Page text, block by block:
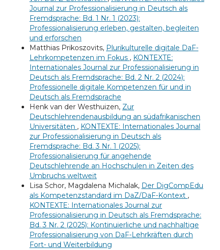
Journal zur Professionalisierung in Deutsch als
Fremdsprache: Bd. 1 Nr. 1 (2023):
Professionalisierung erleben, gestalten, begleiten
und erforschen
Matthias Prikoszovits, Plurikulturelle digitale DaF-
Lehrkompetenzen im Fokus , KONTEXTE:
Internationales Journal zur Professionalisierung in
Deutsch als Fremdsprache: Bd. 2 Nr. 2 (2024):
Professionelle digitale Kompetenzen für und in
Deutsch als Fremdsprache
Henk van der Westhuizen, Zur
Deutschlehrendenausbildung an südafrikanischen
Universitäten , KONTEXTE: Internationales Journal
zur Professionalisierung in Deutsch als
Fremdsprache: Bd. 3 Nr. 1 (2025):
Professionalisierung für angehende
Deutschlehrende an Hochschulen in Zeiten des
Umbruchs weltweit
Lisa Schor, Magdalena Michalak, Der DigCompEdu
als Kompetenzstandard im DaZ/DaF-Kontext ,
KONTEXTE: Internationales Journal zur
Professionalisierung in Deutsch als Fremdsprache:
Bd. 3 Nr. 2 (2025): Kontinuierliche und nachhaltige
Professionalisierung von DaF-Lehrkräften durch
Fort- und Weiterbildung